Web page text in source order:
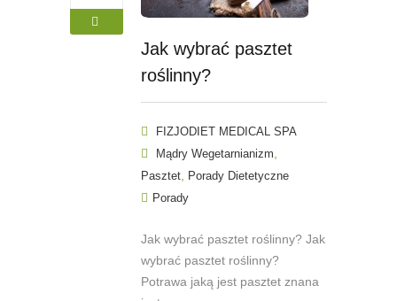
Jak wybrać pasztet
roślinny?
FIZJODIET MEDICAL SPA
Mądry Wegetarnianizm
Pasztet
Porady Dietetyczne
Porady
Jak wybrać pasztet roślinny? Jak
wybrać pasztet roślinny?
Potrawa jaką jest pasztet znana